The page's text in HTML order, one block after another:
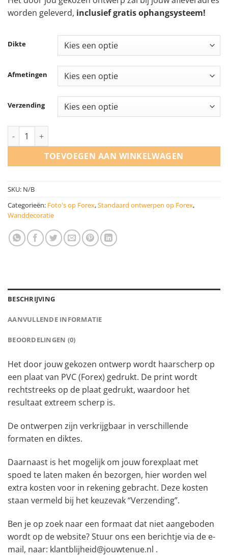
worden geleverd, inclusief gratis ophangsysteem!
Dikte
Afmetingen
Verzending
Afrikaanse olifant aantal
TOEVOEGEN AAN WINKELWAGEN
SKU: N/B
Categorieën: Foto's op Forex,Standaard ontwerpen op Forex,
Wanddecoratie
BESCHRIJVING
AANVULLENDE INFORMATIE
BEOORDELINGEN (0)
Het door jouw gekozen ontwerp wordt haarscherp op
een plaat van PVC (Forex) gedrukt. De print wordt
rechtstreeks op de plaat gedrukt, waardoor het
resultaat extreem scherp is.
De ontwerpen zijn verkrijgbaar in verschillende
formaten en diktes.
Daarnaast is het mogelijk om jouw forexplaat met
spoed te laten maken én bezorgen, hier worden wel
extra kosten voor in rekening gebracht. Deze kosten
staan vermeld bij het keuzevak “Verzending”.
Ben je op zoek naar een formaat dat niet aangeboden
wordt op de website? Stuur ons een berichtje via de e-
mail, naar: klantblijheid@jouwtenue.nl .